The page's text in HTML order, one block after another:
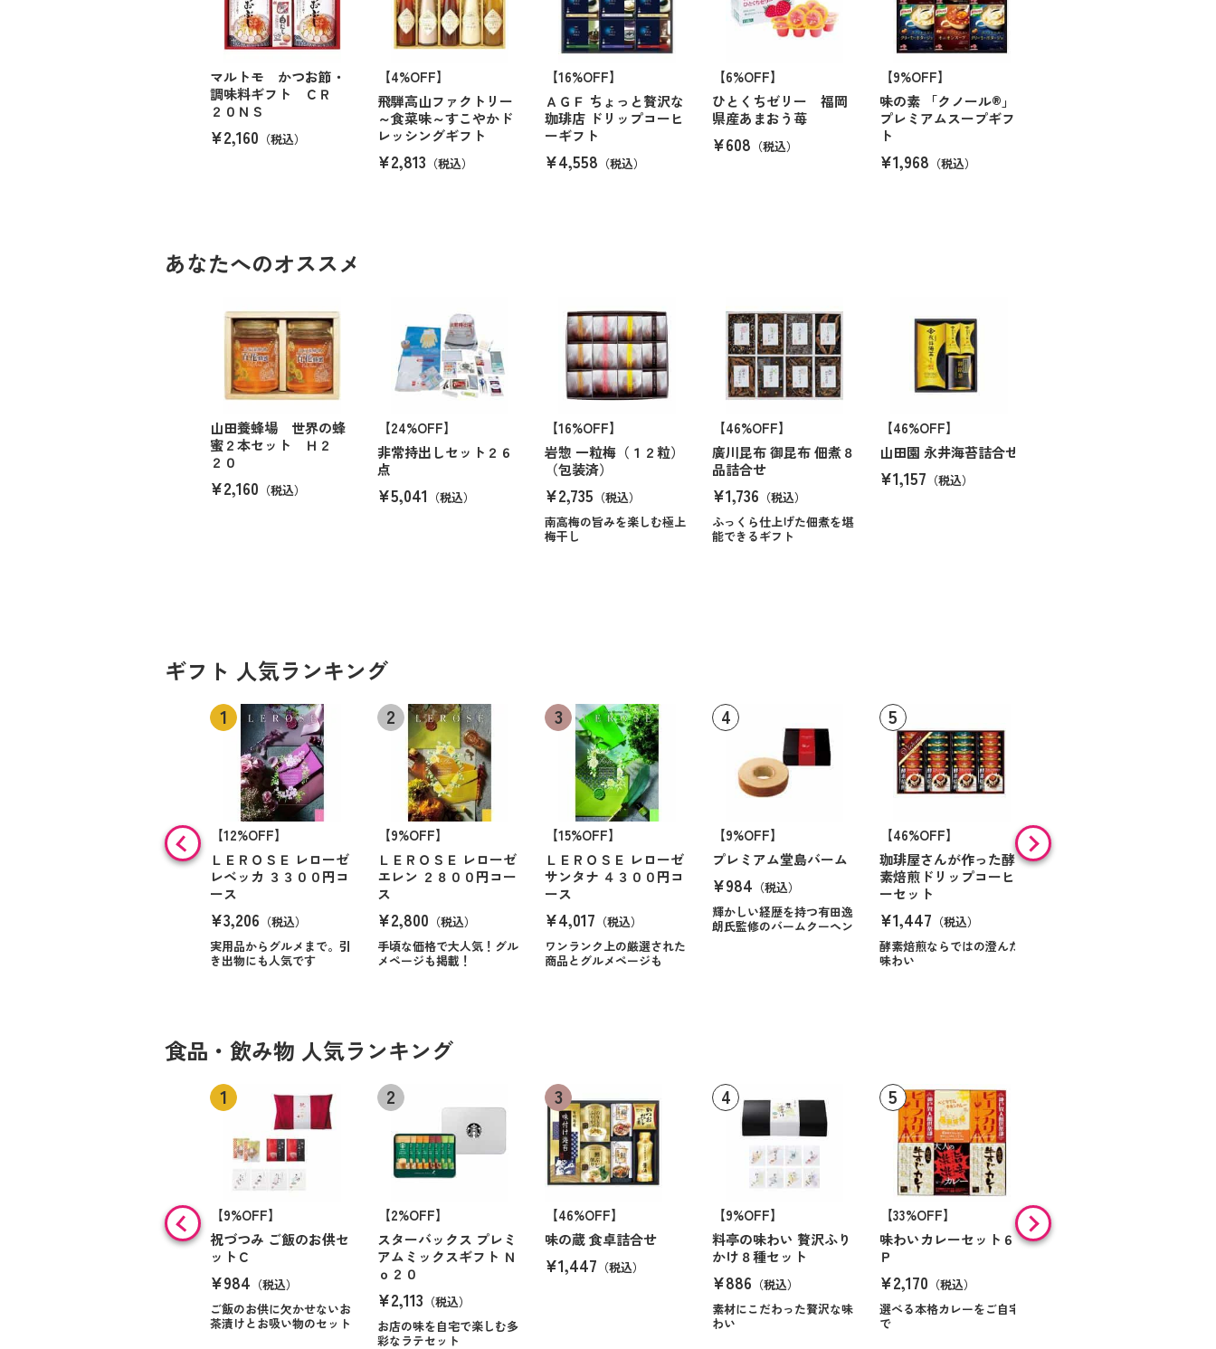
マルトモ かつお節・
調味料ギフト ＣＲ
２０ＮＳ
¥2,160 （税込）
【4%OFF】
飛騨高山ファクトリー
～食菜味～すこやかド
レッシングギフト
¥2,813 （税込）
【16%OFF】
ＡＧＦ ちょっと贅沢な
珈琲店 ドリップコーヒ
ーギフト
¥4,558 （税込）
【6%OFF】
ひとくちゼリー 福岡
県産あまおう苺
¥608 （税込）
【9%OFF】
味の素 「クノール®」
プレミアムスープギフ
ト
¥1,968 （税込）
あなたへのオススメ
山田養蜂場 世界の蜂
蜜２本セット Ｈ２
２０
¥2,160 （税込）
【24%OFF】
非常持出しセット２６
点
¥5,041 （税込）
【16%OFF】
岩惣 一粒梅（１２粒）
（包装済）
¥2,735 （税込）
南高梅の旨みを楽しむ極上
梅干し
【46%OFF】
廣川昆布 御昆布 佃煮８
品詰合せ
¥1,736 （税込）
ふっくら仕上げた佃煮を堪
能できるギフト
【46%OFF】
山田園 永井海苔詰合せ
¥1,157 （税込）
ギフト 人気ランキング
【12%OFF】
ＬＥＲＯＳＥ レローゼ
レベッカ ３３００円コ
ース
¥3,206 （税込）
実用品からグルメまで。引
き出物にも人気です
【9%OFF】
ＬＥＲＯＳＥ レローゼ
エレン ２８００円コー
ス
¥2,800 （税込）
手頃な価格で大人気！グル
メページも掲載！
【15%OFF】
ＬＥＲＯＳＥ レローゼ
サンタナ ４３００円コ
ース
¥4,017 （税込）
ワンランク上の厳選された
商品とグルメページも
【9%OFF】
プレミアム堂島バーム
¥984 （税込）
輝かしい経歴を持つ有田逸
朗氏監修のバームクーヘン
【46%OFF】
珈琲屋さんが作った酵
素焙煎ドリップコーヒ
ーセット
¥1,447 （税込）
酵素焙煎ならではの澄んだ
味わい
【9%OFF】
アラン・ド・パリ ショ
食品・飲み物 人気ランキング
【9%OFF】
祝づつみ ご飯のお供セ
ットＣ
¥984 （税込）
ご飯のお供に欠かせないお
茶漬けとお吸い物のセット
【2%OFF】
スターバックス プレミ
アムミックスギフト Ｎ
ｏ２０
¥2,113 （税込）
お店の味を自宅で楽しむ多
彩なラテセット
【46%OFF】
味の蔵 食卓詰合せ
¥1,447 （税込）
【9%OFF】
料亭の味わい 贅沢ふり
かけ８種セット
¥886 （税込）
素材にこだわった贅沢な味
わい
【33%OFF】
味わいカレーセット６
Ｐ
¥2,170 （税込）
選べる本格カレーをご自宅
で
【9%OFF】
味の素 「クノールＲ」